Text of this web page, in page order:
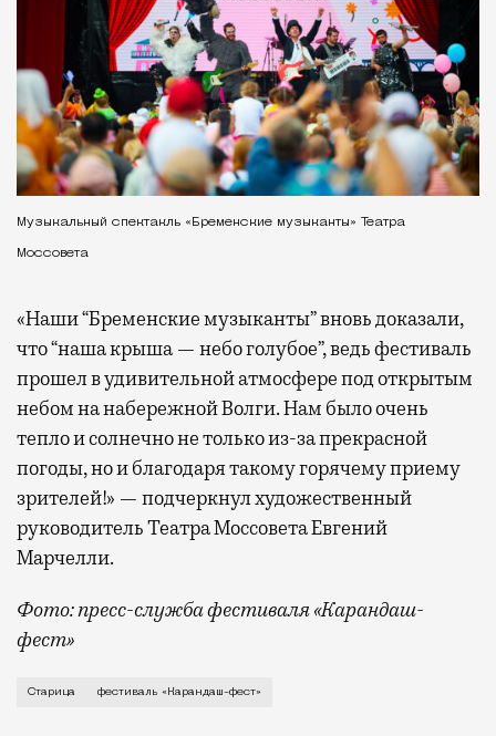
Музыкальный спектакль «Бременские музыканты» Театра
Моссовета
«Наши “Бременские музыканты” вновь доказали,
что “наша крыша — небо голубое”, ведь фестиваль
прошел в удивительной атмосфере под открытым
небом на набережной Волги. Нам было очень
тепло и солнечно не только из-за прекрасной
погоды, но и благодаря такому горячему приему
зрителей!» — подчеркнул художественный
руководитель Театра Моссовета Евгений
Марчелли.
Фото: пресс-служба фестиваля «Карандаш-
фест»
В минувший уикенд маленькая Старица в
Старица фестиваль «Карандаш-фест»